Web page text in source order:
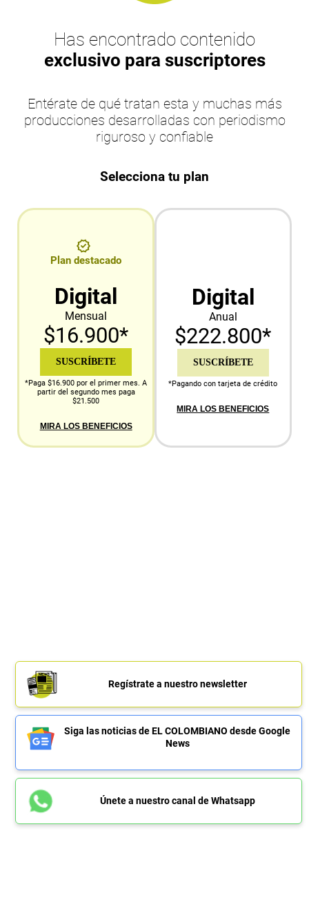
Has encontrado contenido
exclusivo para suscriptores
Entérate de qué tratan esta y muchas más
producciones desarrolladas con periodismo
riguroso y confiable
Selecciona tu plan
Plan destacado
Digital
Mensual
$16.900*
SUSCRÍBETE
*Paga $16.900 por el primer mes. A
partir del segundo mes paga
$21.500
MIRA LOS BENEFICIOS
Digital
Anual
$222.800*
SUSCRÍBETE
*Pagando con tarjeta de crédito
MIRA LOS BENEFICIOS
Regístrate a nuestro newsletter
Siga las noticias de EL COLOMBIANO desde Google
News
Únete a nuestro canal de Whatsapp